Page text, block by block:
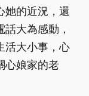
她的近況，還
大為感動，
活大小事，心
心娘家的老